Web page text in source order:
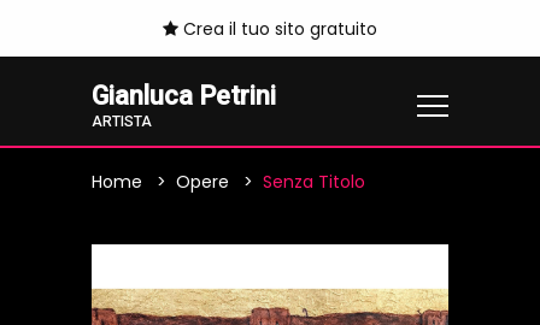
Crea il tuo sito gratuito
Gianluca Petrini
ARTISTA
Home Opere Senza Titolo